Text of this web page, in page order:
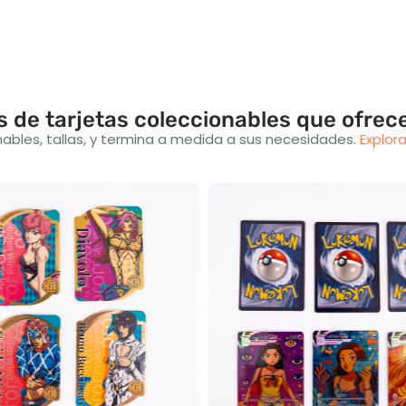
de tarjetas coleccionables que
tallas, y termina a medida a sus necesidades.